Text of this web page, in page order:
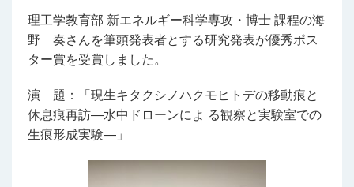
理工学教育部 新エネルギー科学専攻・博士 課程の海
野 奏さんを筆頭発表者とする研究発表が優秀ポス
ター賞を受賞しました。
演 題：「現生キタクシノハクモヒトデの移動痕と
休息痕再訪―水中ドローンによ る観察と実験室での
生痕形成実験―」